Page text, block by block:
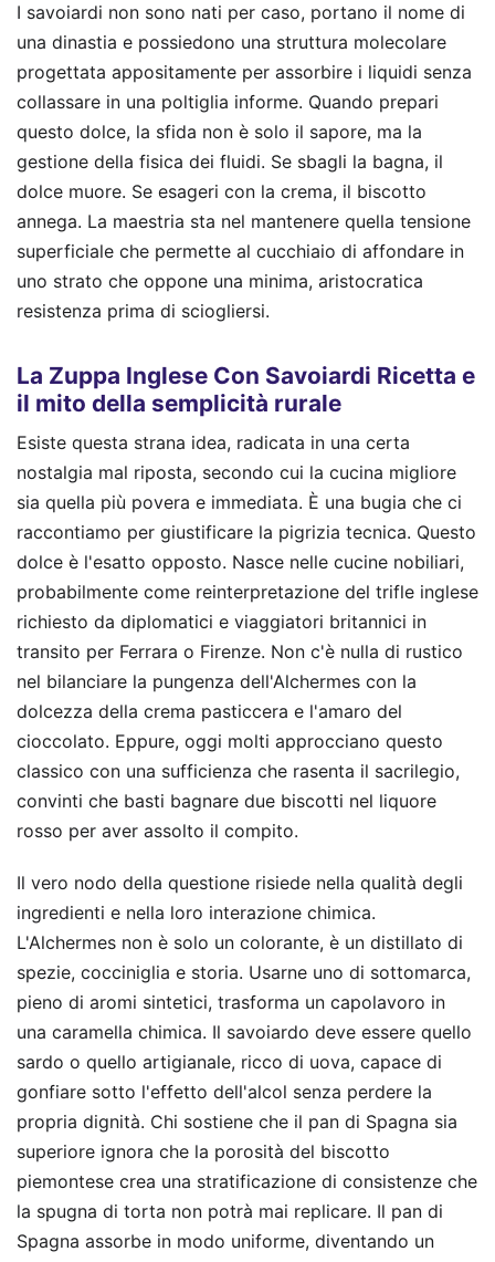
I savoiardi non sono nati per caso, portano il nome di
una dinastia e possiedono una struttura molecolare
progettata appositamente per assorbire i liquidi senza
collassare in una poltiglia informe. Quando prepari
questo dolce, la sfida non è solo il sapore, ma la
gestione della fisica dei fluidi. Se sbagli la bagna, il
dolce muore. Se esageri con la crema, il biscotto
annega. La maestria sta nel mantenere quella tensione
superficiale che permette al cucchiaio di affondare in
uno strato che oppone una minima, aristocratica
resistenza prima di sciogliersi.
La Zuppa Inglese Con Savoiardi Ricetta e
il mito della semplicità rurale
Esiste questa strana idea, radicata in una certa
nostalgia mal riposta, secondo cui la cucina migliore
sia quella più povera e immediata. È una bugia che ci
raccontiamo per giustificare la pigrizia tecnica. Questo
dolce è l'esatto opposto. Nasce nelle cucine nobiliari,
probabilmente come reinterpretazione del trifle inglese
richiesto da diplomatici e viaggiatori britannici in
transito per Ferrara o Firenze. Non c'è nulla di rustico
nel bilanciare la pungenza dell'Alchermes con la
dolcezza della crema pasticcera e l'amaro del
cioccolato. Eppure, oggi molti approcciano questo
classico con una sufficienza che rasenta il sacrilegio,
convinti che basti bagnare due biscotti nel liquore
rosso per aver assolto il compito.
Il vero nodo della questione risiede nella qualità degli
ingredienti e nella loro interazione chimica.
L'Alchermes non è solo un colorante, è un distillato di
spezie, cocciniglia e storia. Usarne uno di sottomarca,
pieno di aromi sintetici, trasforma un capolavoro in
una caramella chimica. Il savoiardo deve essere quello
sardo o quello artigianale, ricco di uova, capace di
gonfiare sotto l'effetto dell'alcol senza perdere la
propria dignità. Chi sostiene che il pan di Spagna sia
superiore ignora che la porosità del biscotto
piemontese crea una stratificazione di consistenze che
la spugna di torta non potrà mai replicare. Il pan di
Spagna assorbe in modo uniforme, diventando un